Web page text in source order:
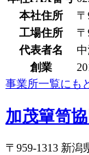
本社住所
工場住所
代表者名
創業
事業所一覧にも
加茂簞笥
〒959-1313 新潟